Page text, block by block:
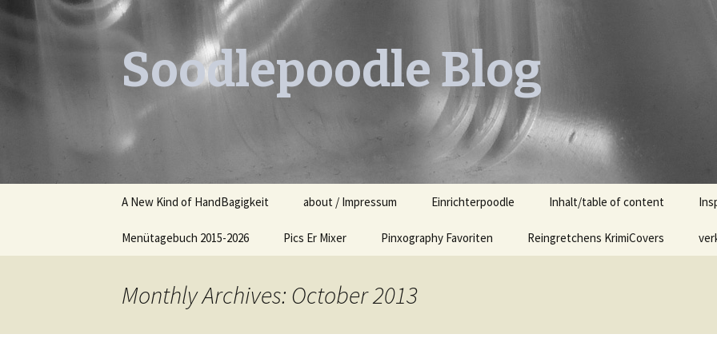
Soodlepoodle Blog
content
A New Kind of HandBagigkeit about / Impressum Einrichterpoodle Inhalt/table of content
Menütagebuch 2015-2026
Menütagebuch 2016
Pics Er Mixer Pinxography Favoriten Reingretchens KrimiCovers
Monthly Archives: October 2013